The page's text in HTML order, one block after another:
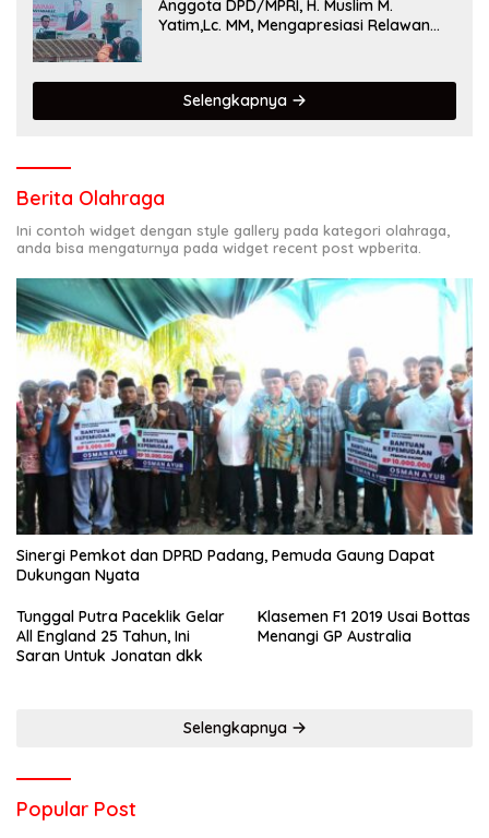
Anggota DPD/MPRI, H. Muslim M.
Yatim,Lc. MM, Mengapresiasi Relawan
Selengkapnya
Berita Olahraga
Ini contoh widget dengan style gallery pada kategori olahraga,
anda bisa mengaturnya pada widget recent post wpberita.
Sinergi Pemkot dan DPRD Padang, Pemuda Gaung Dapat
Dukungan Nyata
Tunggal Putra Paceklik Gelar
All England 25 Tahun, Ini
Saran Untuk Jonatan dkk
Klasemen F1 2019 Usai Bottas
Menangi GP Australia
Selengkapnya
Popular Post